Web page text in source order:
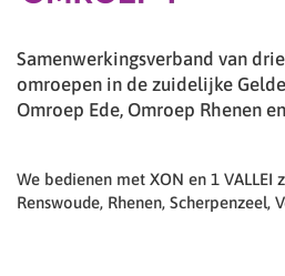
Samenwerkingsverband van
omroepen in de zuidelijke
Omroep Ede, Omroep Rhenen
We bedienen met XON en 1 VALLEI
Renswoude, Rhenen, Scherpenzeel,